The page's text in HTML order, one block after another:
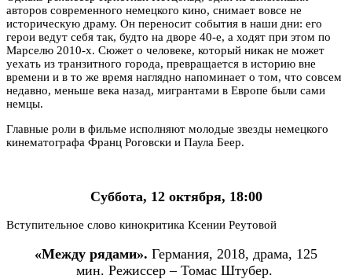
авторов современного немецкого кино, снимает вовсе не
историческую драму. Он переносит события в наши дни: его
герои ведут себя так, будто на дворе 40-е, а ходят при этом по
Марселю 2010-х. Сюжет о человеке, который никак не может
уехать из транзитного города, превращается в историю вне
времени и в то же время наглядно напоминает о том, что совсем
недавно, меньше века назад, мигрантами в Европе были сами
немцы.
Главные роли в фильме исполняют молодые звезды немецкого
кинематографа Франц Роговски и Паула Беер.
Суббота, 12 октября, 18:00
Вступительное слово кинокритика Ксении Реутовой
«Между рядами». Германия, 2018, драма, 125
мин. Режиссер – Томас Штубер.